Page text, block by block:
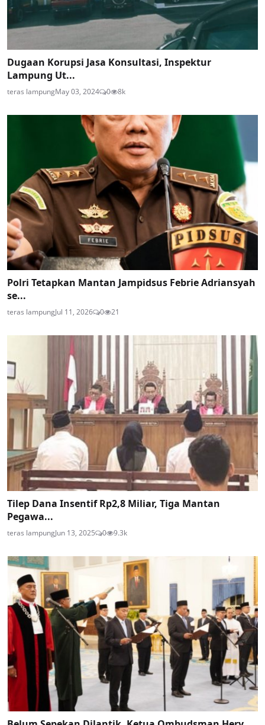
Dugaan Korupsi Jasa Konsultasi, Inspektur
Lampung Ut...
teras lampungMay 03, 2024 0 8k
Polri Tetapkan Mantan Jampidsus Febrie Adriansyah
se...
teras lampungJul 11, 2026 0 21
Tilep Dana Insentif Rp2,8 Miliar, Tiga Mantan
Pegawa...
teras lampungJun 13, 2025 0 9.3k